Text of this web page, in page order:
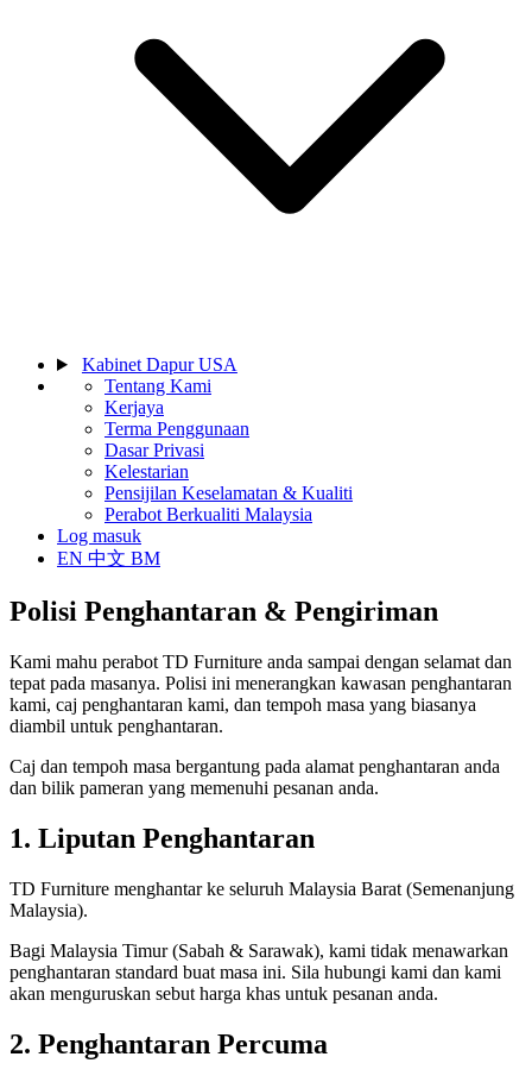
Kabinet Dapur USA
Tentang Kami
Kerjaya
Terma Penggunaan
Dasar Privasi
Kelestarian
Pensijilan Keselamatan & Kualiti
Perabot Berkualiti Malaysia
Log masuk
EN 中文 BM
Polisi Penghantaran & Pengiriman
Kami mahu perabot TD Furniture anda sampai dengan selamat dan
tepat pada masanya. Polisi ini menerangkan kawasan penghantaran
kami, caj penghantaran kami, dan tempoh masa yang biasanya
diambil untuk penghantaran.
Caj dan tempoh masa bergantung pada alamat penghantaran anda
dan bilik pameran yang memenuhi pesanan anda.
1. Liputan Penghantaran
TD Furniture menghantar ke seluruh Malaysia Barat (Semenanjung
Malaysia).
Bagi Malaysia Timur (Sabah & Sarawak), kami tidak menawarkan
penghantaran standard buat masa ini. Sila hubungi kami dan kami
akan menguruskan sebut harga khas untuk pesanan anda.
2. Penghantaran Percuma